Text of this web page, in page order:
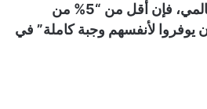
ووفق برنامج الأغذية العالمي، فإن أقل من “5% من
يوفروا لأنفسهم وجبة كاملة” في